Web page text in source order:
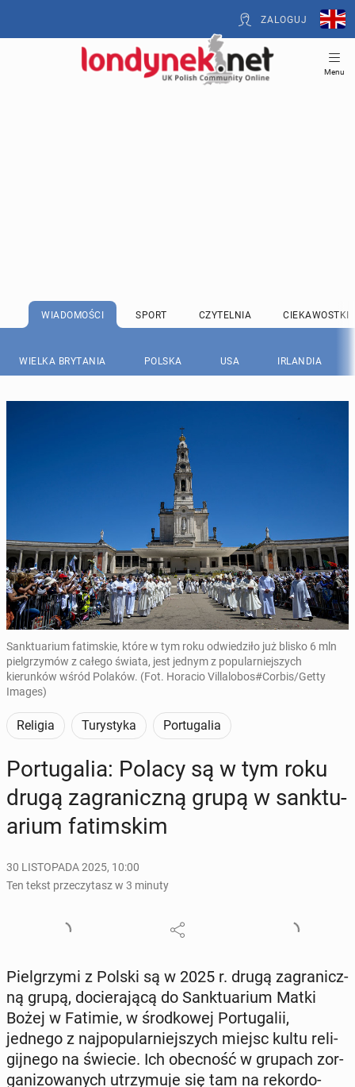
ZALOGUJ
Menu
WIADOMOŚCI SPORT CZYTELNIA CIEKAWOSTKI
WIELKA BRYTANIA POLSKA USA IRLANDIA
Sanktuarium fatimskie, które w tym roku odwiedziło już blisko 6 mln
pielgrzymów z całego świata, jest jednym z popularniejszych
kierunków wśród Polaków. (Fot. Horacio Villalobos#Corbis/Getty
Images)
Religia Turystyka Portugalia
Por­tu­ga­lia: Polacy są w tym roku
drugą za­gra­nicz­ną grupą w sank­tu­
arium fa­tim­skim
30 LISTOPADA 2025, 10:00
Ten tekst przeczytasz w 3 minuty
Piel­grzy­mi z Polski są w 2025 r. drugą za­gra­nicz­
ną grupą, do­cie­ra­ją­cą do Sank­tu­arium Matki
Bożej w Fatimie, w środ­ko­wej Por­tu­ga­lii,
jednego z naj­po­pu­lar­niej­szych miejsc kultu re­li­
gij­ne­go na świecie. Ich obec­ność w grupach zor­
ga­ni­zo­wa­nych utrzy­mu­je się tam na re­kor­do­